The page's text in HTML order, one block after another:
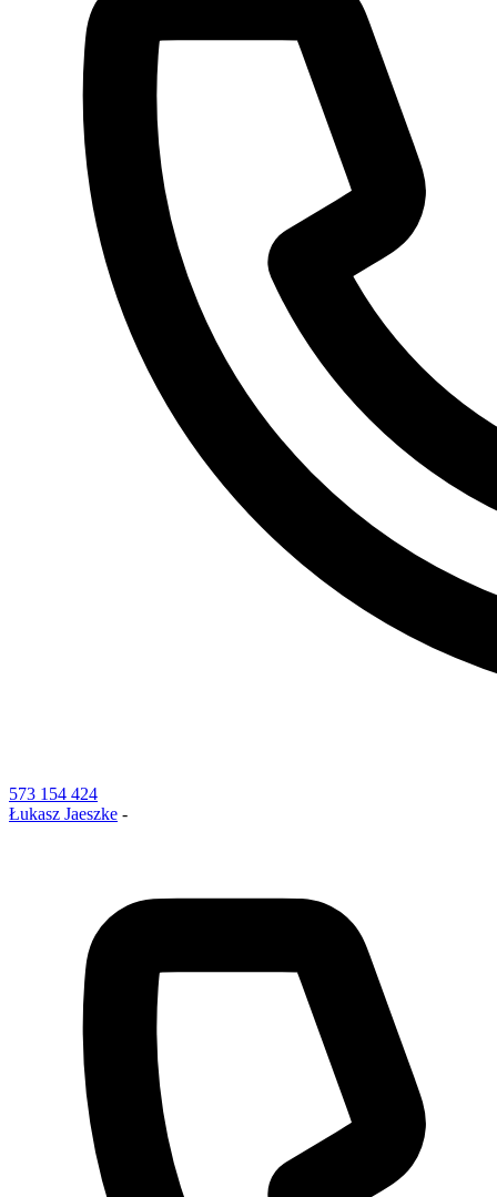
573 154 424
Łukasz Jaeszke -